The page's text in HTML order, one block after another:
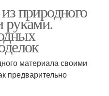
природного
руками.
материала своими
предварительно